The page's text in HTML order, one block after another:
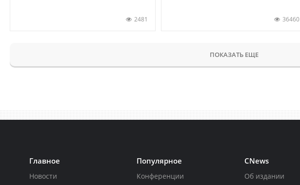
2481 36460
ПОКАЗАТЬ ЕЩЕ
Главное
Новости
Популярное
Конференции
CNews
Об издании